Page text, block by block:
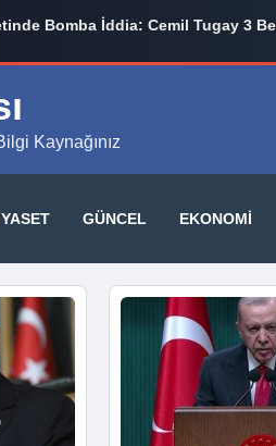
Bomba İddia: Cemil Tugay 3
Kaynağınız
GÜNCEL EKONOMI